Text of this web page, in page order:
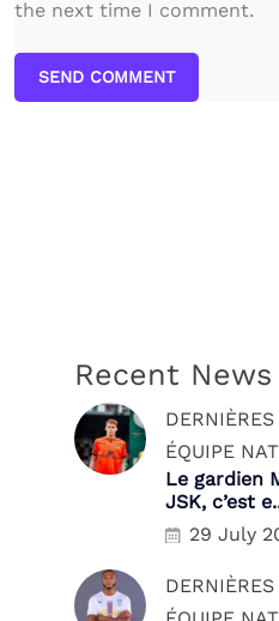
the next time I comment.
SEND COMMENT
Recent News
ÉQUIPE
Le gardien
JSK, c’est
29 July